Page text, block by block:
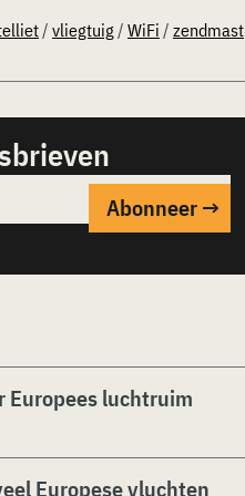
/ vliegtuig/ WiFi / zendmast
Europees luchtruim
Europese vluchten